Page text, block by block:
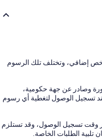
إضافي، وتختلف تلك الرسوم
وصادر عن جهة حكومية،
تسجيل الوصول لتغطية أي رسوم
وقت تسجيل الوصول، وقد تستلزم
الطلبات الخاصة.